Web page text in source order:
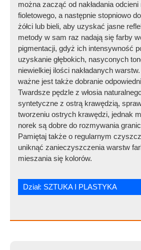
można zacząć od nakładania
fioletowego, a następnie stopniowo
żółci lub bieli, aby uzyskać jasne
metody w sam raz nadają się farby
pigmentacji, gdyż ich intensywność
uzyskanie głębokich, nasyconych
niewielkiej ilości nakładanych
ważne jest także dobranie
Twardsze pędzle z włosia
syntetyczne z ostrą krawędzią,
tworzeniu ostrych krawędzi, jednak
norek są dobre do rozmywania
Pamiętaj także o regularnym
uniknąć zanieczyszczenia warstw
mieszania się kolorów.
Dział: SZTUKA I PLASTYKA